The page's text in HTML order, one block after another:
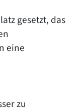
gesetzt, das
eine
zu